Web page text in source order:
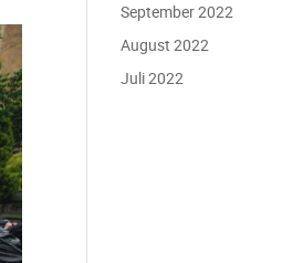
September 2022
August 2022
Juli 2022